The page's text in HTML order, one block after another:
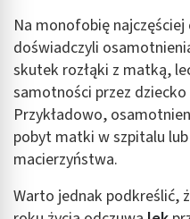
Na monofobię
doświadczyli
skutek rozłąki z matką,
samotności przez
Przykładowo,
pobyt matki w szpitalu
macierzyństwa.
Warto jednak podkreślić,